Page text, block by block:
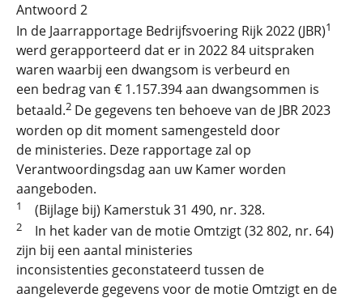
Antwoord 2
In de Jaarrapportage Bedrijfsvoering Rijk 2022 (JBR)1
werd gerapporteerd dat er in 2022 84 uitspraken
waren waarbij een dwangsom is verbeurd en
een bedrag van € 1.157.394 aan dwangsommen is
betaald.2 De gegevens ten behoeve van de JBR 2023
worden op dit moment samengesteld door
de ministeries. Deze rapportage zal op
Verantwoordingsdag aan uw Kamer worden
aangeboden.
1 (Bijlage bij) Kamerstuk 31 490, nr. 328.
2
In het kader van de motie Omtzigt (32 802, nr. 64)
zijn bij een aantal ministeries
inconsistenties geconstateerd tussen de
aangeleverde gegevens voor de motie Omtzigt en de